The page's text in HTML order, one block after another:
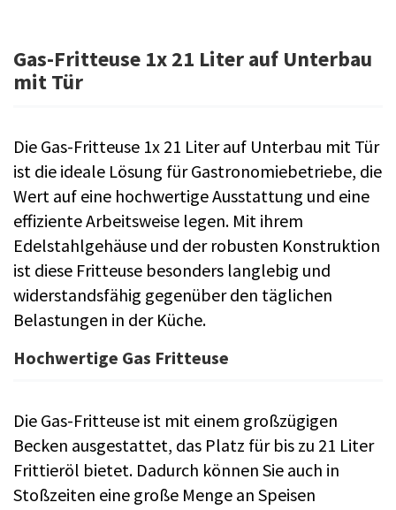
Gas-Fritteuse 1x 21 Liter auf Unterbau
mit Tür
Die Gas-Fritteuse 1x 21 Liter auf Unterbau mit Tür
ist die ideale Lösung für Gastronomiebetriebe, die
Wert auf eine hochwertige Ausstattung und eine
effiziente Arbeitsweise legen. Mit ihrem
Edelstahlgehäuse und der robusten Konstruktion
ist diese Fritteuse besonders langlebig und
widerstandsfähig gegenüber den täglichen
Belastungen in der Küche.
Hochwertige Gas Fritteuse
Die Gas-Fritteuse ist mit einem großzügigen
Becken ausgestattet, das Platz für bis zu 21 Liter
Frittieröl bietet. Dadurch können Sie auch in
Stoßzeiten eine große Menge an Speisen